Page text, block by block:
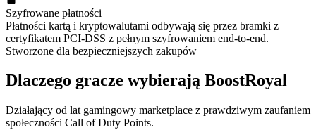
Szyfrowane płatności
Płatności kartą i kryptowalutami odbywają się przez bramki z
certyfikatem PCI-DSS z pełnym szyfrowaniem end-to-end.
Stworzone dla bezpieczniejszych zakupów
Dlaczego gracze wybierają BoostRoyal
Działający od lat gamingowy marketplace z prawdziwym zaufaniem
społeczności Call of Duty Points.